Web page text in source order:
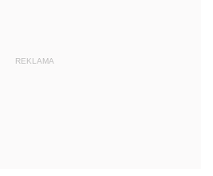
REKLAMA